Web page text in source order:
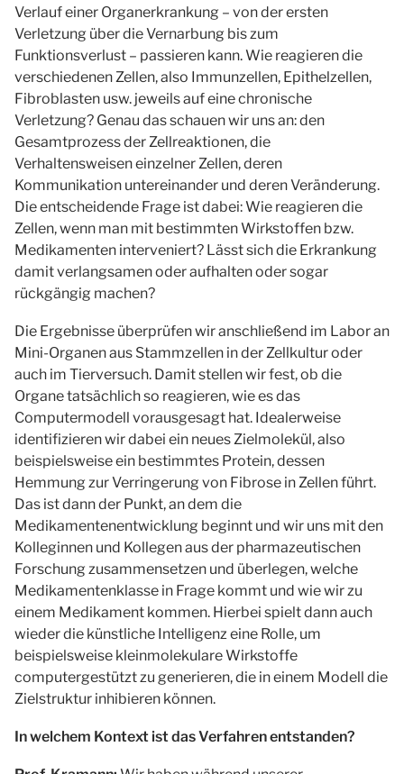
Verlauf einer Organerkrankung – von der ersten
Verletzung über die Vernarbung bis zum
Funktionsverlust – passieren kann. Wie reagieren die
verschiedenen Zellen, also Immunzellen, Epithelzellen,
Fibroblasten usw. jeweils auf eine chronische
Verletzung? Genau das schauen wir uns an: den
Gesamtprozess der Zellreaktionen, die
Verhaltensweisen einzelner Zellen, deren
Kommunikation untereinander und deren Veränderung.
Die entscheidende Frage ist dabei: Wie reagieren die
Zellen, wenn man mit bestimmten Wirkstoffen bzw.
Medikamenten interveniert? Lässt sich die Erkrankung
damit verlangsamen oder aufhalten oder sogar
rückgängig machen?
Die Ergebnisse überprüfen wir anschließend im Labor an
Mini-Organen aus Stammzellen in der Zellkultur oder
auch im Tierversuch. Damit stellen wir fest, ob die
Organe tatsächlich so reagieren, wie es das
Computermodell vorausgesagt hat. Idealerweise
identifizieren wir dabei ein neues Zielmolekül, also
beispielsweise ein bestimmtes Protein, dessen
Hemmung zur Verringerung von Fibrose in Zellen führt.
Das ist dann der Punkt, an dem die
Medikamentenentwicklung beginnt und wir uns mit den
Kolleginnen und Kollegen aus der pharmazeutischen
Forschung zusammensetzen und überlegen, welche
Medikamentenklasse in Frage kommt und wie wir zu
einem Medikament kommen. Hierbei spielt dann auch
wieder die künstliche Intelligenz eine Rolle, um
beispielsweise kleinmolekulare Wirkstoffe
computergestützt zu generieren, die in einem Modell die
Zielstruktur inhibieren können.
In welchem Kontext ist das Verfahren entstanden?